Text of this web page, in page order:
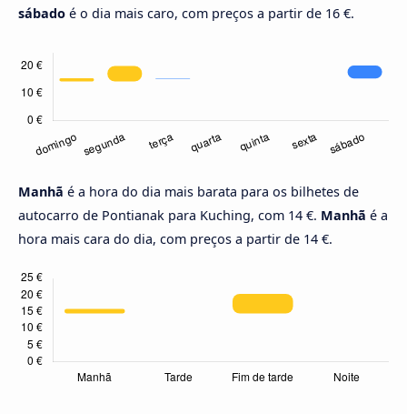
sábado é o dia mais caro, com preços a partir de 16 €.
Manhã é a hora do dia mais barata para os bilhetes de
autocarro de Pontianak para Kuching, com 14 €. Manhã é a
hora mais cara do dia, com preços a partir de 14 €.